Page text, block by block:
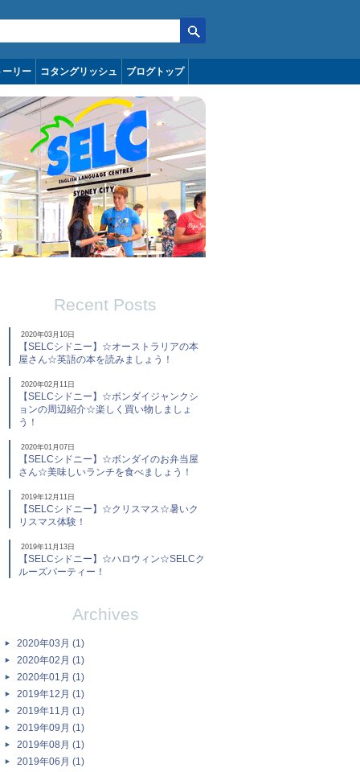
ーリー コタングリッシュ ブログトップ
Recent Posts
2020年03月10日
【SELCシドニー】☆オーストラリアの本
屋さん☆英語の本を読みましょう！
2020年02月11日
【SELCシドニー】☆ボンダイジャンクシ
ョンの周辺紹介☆楽しく買い物しましょ
う！
2020年01月07日
【SELCシドニー】☆ボンダイのお弁当屋
さん☆美味しいランチを食べましょう！
2019年12月11日
【SELCシドニー】☆クリスマス☆暑いク
リスマス体験！
2019年11月13日
【SELCシドニー】☆ハロウィン☆SELCク
ルーズパーティー！
Archives
2020年03月 (1)
2020年02月 (1)
2020年01月 (1)
2019年12月 (1)
2019年11月 (1)
2019年09月 (1)
2019年08月 (1)
2019年06月 (1)